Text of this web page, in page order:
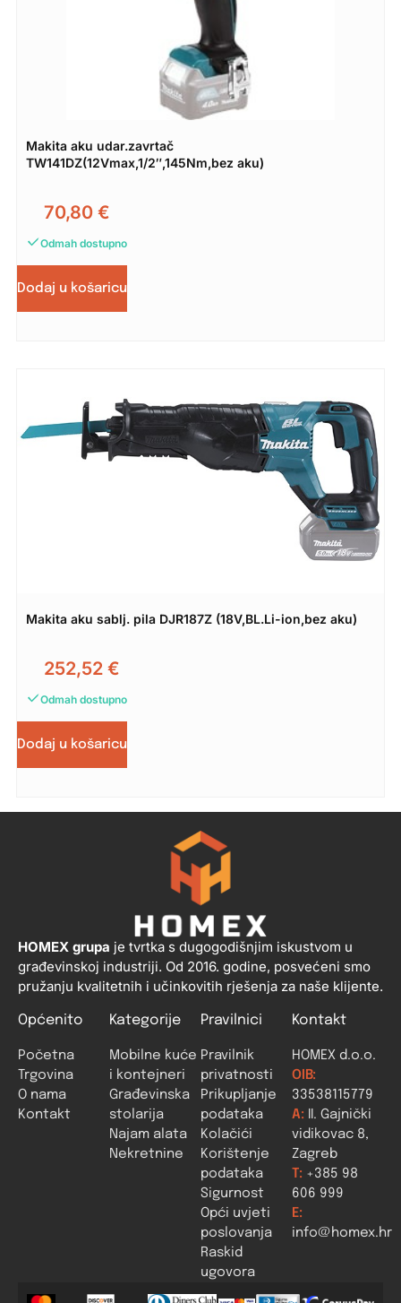
Makita aku udar.zavrtač
TW141DZ(12Vmax,1/2″,145Nm,bez aku)
70,80 €
Odmah dostupno
Dodaj u košaricu
Makita aku sablj. pila DJR187Z (18V,BL.Li-ion,bez aku)
252,52 €
Odmah dostupno
Dodaj u košaricu
HOMEX grupa je tvrtka s dugogodišnjim iskustvom u
građevinskoj industriji. Od 2016. godine, posvećeni smo
pružanju kvalitetnih i učinkovitih rješenja za naše klijente.
Općenito
Početna
Trgovina
O nama
Kontakt
Kategorije
Mobilne kuće
i kontejneri
Građevinska
stolarija
Najam alata
Nekretnine
Pravilnici
Pravilnik
privatnosti
Prikupljanje
podataka
Kolačići
Korištenje
podataka
Sigurnost
Opći uvjeti
poslovanja
Raskid
ugovora
Kontakt
HOMEX d.o.o.
OIB:
33538115779
A: II. Gajnički
vidikovac 8,
Zagreb
T: +385 98
606 999
E:
info@homex.hr